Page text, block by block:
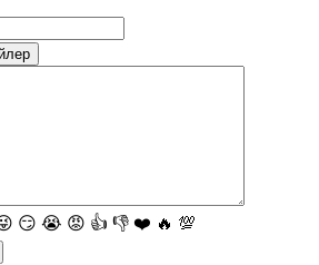
😏 😭 😡 👍 👎 ❤️ 🔥 💯